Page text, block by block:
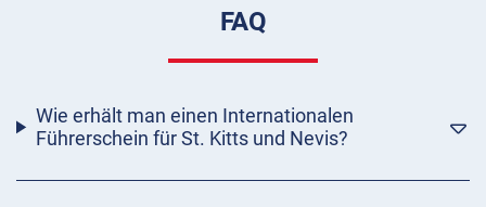
FAQ
Wie erhält man einen Internationalen
Führerschein für St. Kitts und Nevis?